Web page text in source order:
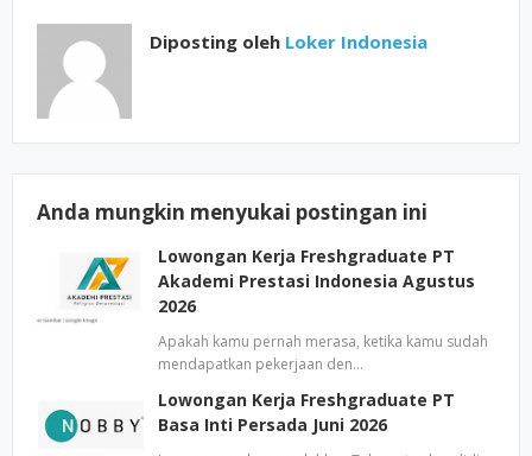
Diposting oleh Loker Indonesia
Anda mungkin menyukai postingan ini
Lowongan Kerja Freshgraduate PT
Akademi Prestasi Indonesia Agustus
2026
Apakah kamu pernah merasa, ketika kamu sudah
mendapatkan pekerjaan den…
Lowongan Kerja Freshgraduate PT
Basa Inti Persada Juni 2026